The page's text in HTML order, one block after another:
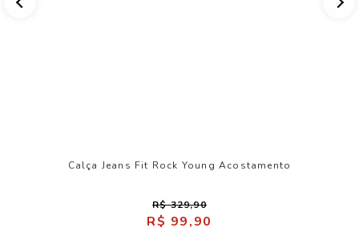
Calça Jeans Fit Rock Young Acostamento
R$ 329,90
R$ 99,90